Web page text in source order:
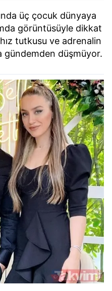
üç çocuk dünyaya
görüntüsüyle dikkat
tutkusu ve adrenalin
gündemden düşmüyor.